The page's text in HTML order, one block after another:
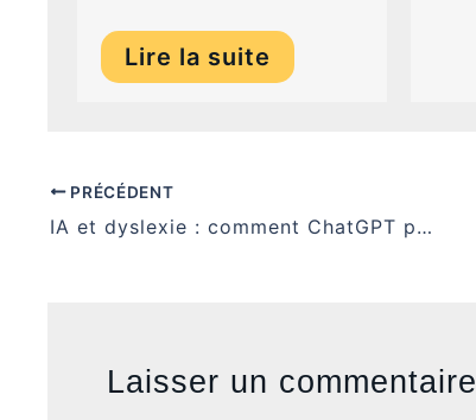
Lire la suite
PRÉCÉDENT
IA et dyslexie : comment ChatGPT peut aider à lire, écrire et s’organiser
Laisser un commentaire